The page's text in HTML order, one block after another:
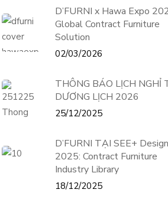
D’FURNI x Hawa Expo
Global Contract Furniture
Solution
02/03/2026
THÔNG BÁO LỊCH NGHỈ
DƯƠNG LỊCH 2026
25/12/2025
D’FURNI TẠI SEE+
2025: Contract Furniture
Industry Library
18/12/2025